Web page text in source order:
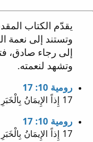
يقدّم الكتاب
وتستند إلى نعمة
إلى رجاء صادق،
وتشهد لنعمته.
رومية 10: 17
17 إِذاً الإِيمَانُ بِالْخَبَرِ وَالْخَبَرُ بِكَلِمَةِ اللهِ.
رومية 10: 17
17 إِذاً الإِيمَانُ بِالْخَبَرِ وَالْخَبَرُ بِكَلِمَةِ اللهِ.